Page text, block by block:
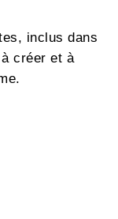
inclus dans
créer et à